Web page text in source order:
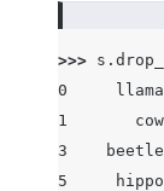
>>> s .
0     llama
1       cow
3    beetle
5     hippo